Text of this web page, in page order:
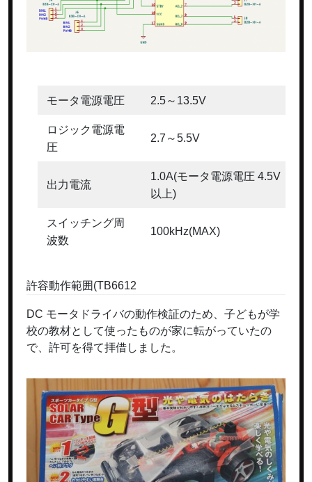
モータ電源電圧 2.5～13.5V
ロジック電源電
圧
2.7～5.5V
出力電流
1.0A(モータ電源電圧 4.5V
以上)
スイッチング周
波数
100kHz(MAX)
許容動作範囲(TB6612
DC モータドライバの動作検証のため、子どもが学
校の教材として使ったものが家に転がっていたの
で、許可を得て拝借しました。